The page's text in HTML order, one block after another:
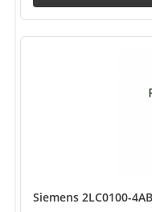
Siemens 2LC0100-